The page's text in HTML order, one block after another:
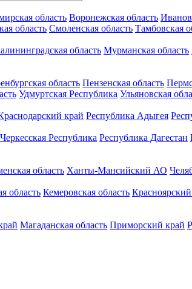
область Воронежская область
область Смоленская область Тамбовская
область Мурманская область
область Пензенская область
Удмуртская Республика Ульяновская
край Республика Адыгея
Республика Республика Дагестан
область Ханты-Мансийский АО
область Кемеровская область
Магаданская область Приморский край